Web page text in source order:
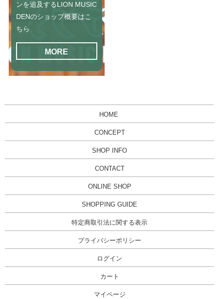
ンを追及するLION MUSIC
DENのショップ概要はこ
ちら
MORE
HOME
CONCEPT
SHOP INFO
CONTACT
ONLINE SHOP
SHOPPING GUIDE
特定商取引法に関する表示
プライバシーポリシー
ログイン
カート
マイページ